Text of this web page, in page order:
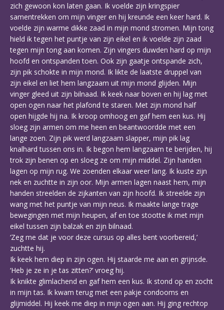
zich gewoon kon laten gaan. Ik voelde zijn kringspier
samentrekken om mijn vinger en hij kreunde een keer hard. Ik
voelde zijn warme dikke zaad in mijn mond stromen. Mijn tong
hield ik tegen het puntje van zijn eikel en ik voelde zijn zaad
tegen mijn tong aan komen. Zijn vingers duwden hard op mijn
hoofd en ontspanden toen. Ook zijn gaatje ontspande zich,
zijn pik schokte in mijn mond. Ik likte de laatste druppel van
zijn eikel en liet hem langzaam uit mijn mond glijden. Mijn
vinger gleed uit zijn bilnaad. Ik keek naar boven en hij lag met
open ogen naar het plafond te staren. Met zijn mond half
open hijgde hij na. Ik kroop omhoog en gaf hem een kus. Hij
sloeg zijn armen om me heen en beantwoordde met een
lange zoen. Zijn pik werd langzaam slapper, mijn pik lag
knalhard tussen ons in. Ik begon hem langzaam te berijden, hij
trok zijn benen op en sloeg ze om mijn middel. Zijn handen
lagen op mijn rug. We zoenden elkaar weer lang. Ik kuste zijn
nek en zuchtte in zijn oor. Mijn armen lagen naast hem, mijn
handen streelden de zijkanten van zijn hoofd. Ik streelde zijn
wang met het puntje van mijn neus. Ik maakte lange trage
bewegingen met mijn heupen, af en toe stootte ik met mijn
eikel tussen zijn balzak en zijn bilnaad.
‘Zeg me dat je voor deze cursus op alles bent voorbereid,’
zuchtte hij.
Ik keek hem diep in zijn ogen. Hij staarde me aan en grijnsde.
‘Heb je ze in je tas zitten?’ vroeg hij.
Ik knikte glimlachend en gaf hem een kus. Ik stond op en zocht
in mijn tas. Ik kwam terug met een pakje condooms en
glijmiddel. Hij keek me diep in mijn ogen aan. Hij ging rechtop